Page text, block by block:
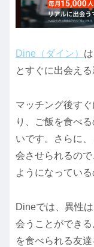
Dine（ダイン）
とすぐに出会え
マッチング後す
り、ご飯を食べ
いです。さらに
会させられるの
ようになっている
Dineでは、異性
会うことができ
を食べられる友